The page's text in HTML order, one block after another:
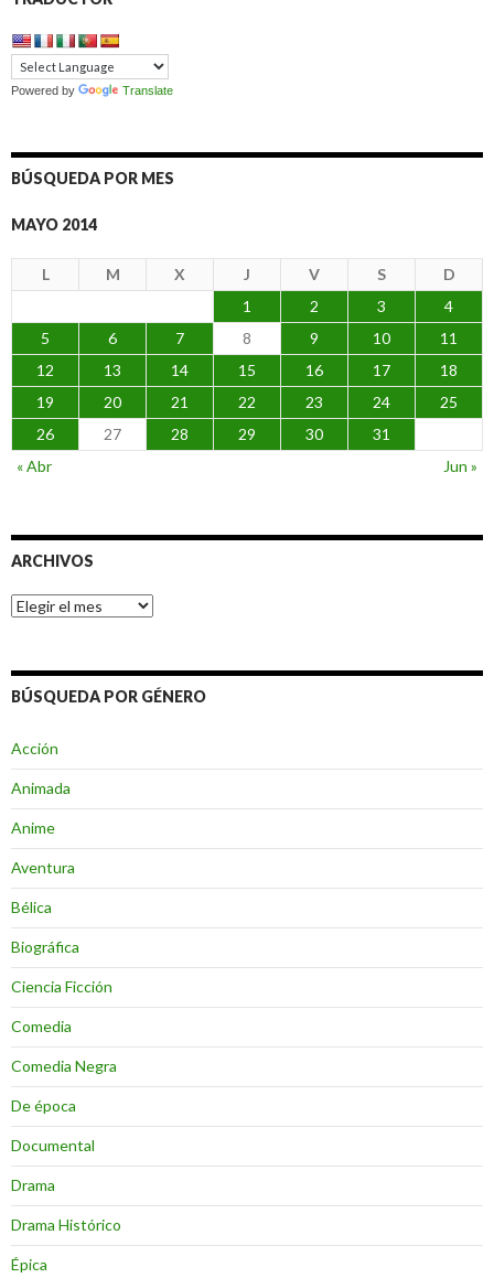
Powered by Translate
BÚSQUEDA POR MES
MAYO 2014
L M X J V S
D
1
2 3
4
5
6 7 8 9 10
11
12
13 14 15 16 17
18
19
20 21 22 23 24
25
26
27 28 29 30
31
« Abr
Jun »
ARCHIVOS
Archivos
BÚSQUEDA POR GÉNERO
Acción
Animada
Anime
Aventura
Bélica
Biográfica
Ciencia Ficción
Comedia
Comedia Negra
De época
Documental
Drama
Drama Histórico
Épica